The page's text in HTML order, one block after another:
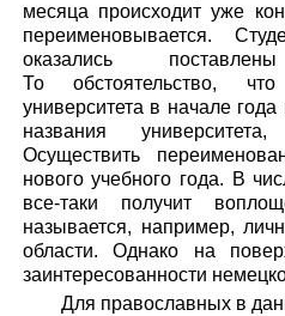
месяца происходит уже
переименовывается.
оказались
То обстоятельство,
университета в начале
названия
Осуществить
нового учебного года. В
все-таки получит
называется, например,
области. Однако на
заинтересованности
Для православных в